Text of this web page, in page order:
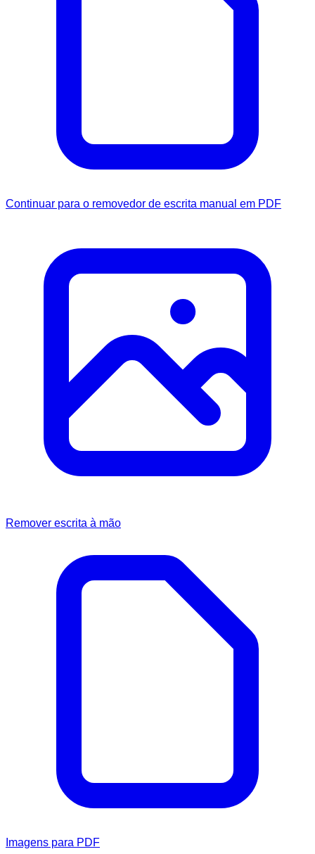
Continuar para o removedor de escrita manual em PDF
Remover escrita à mão
Imagens para PDF